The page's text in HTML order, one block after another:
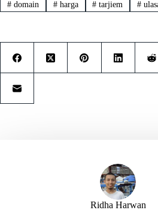
#domain #harga # tarjiem #
Ridha Harwan